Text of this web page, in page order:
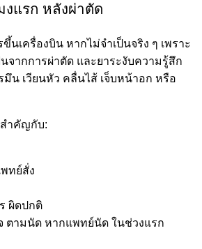
งแรก หลังผ่าตัด
นเครื่องบิน หากไม่จำเป็นจริง ๆ เพราะ
จากการผ่าตัด และยาระงับความรู้สึก
น เวียนหัว คลื่นไส้ เจ็บหน้าอก หรือ
ำคัญกับ:
ทย์สั่ง
ผิดปกติ
ตามนัด หากแพทย์นัด ในช่วงแรก